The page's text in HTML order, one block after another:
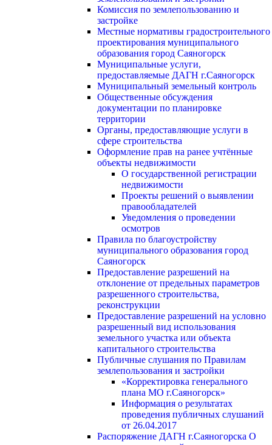
Комиссия по землепользованию и
застройке
Местные нормативы градостроительного
проектирования муниципального
образования город Саяногорск
Муниципальные услуги,
предоставляемые ДАГН г.Саяногорск
Муниципальный земельный контроль
Общественные обсуждения
документации по планировке
территории
Органы, предоставляющие услуги в
сфере строительства
Оформление прав на ранее учтённые
объекты недвижимости
О государственной регистрации
недвижимости
Проекты решений о выявлении
правообладателей
Уведомления о проведении
осмотров
Правила по благоустройству
муниципального образования город
Саяногорск
Предоставление разрешений на
отклонение от предельных параметров
разрешенного строительства,
реконструкции
Предоставление разрешений на условно
разрешенный вид использования
земельного участка или объекта
капитального строительства
Публичные слушания по Правилам
землепользования и застройки
«Корректировка генерального
плана МО г.Саяногорск»
Информация о результатах
проведения публичных слушаний
от 26.04.2017
Распоряжение ДАГН г.Саяногорска О